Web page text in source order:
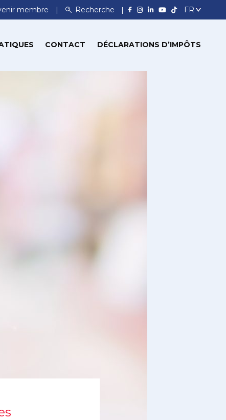
membre Recherche
CONTACT DÉCLARATIONS D’IMPÔTS